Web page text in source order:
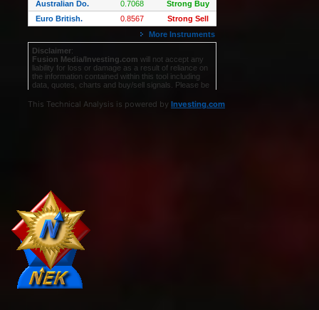
This Technical Analysis is powered by Investing.com